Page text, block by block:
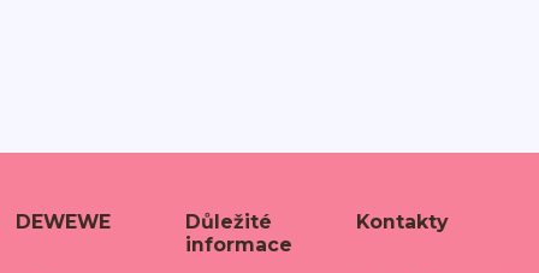
DEWEWE
Důležité
informace
Kontakty